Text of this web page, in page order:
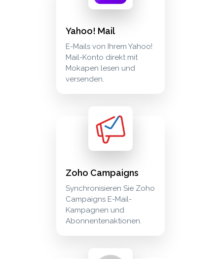
Yahoo! Mail
E-Mails von Ihrem Yahoo!
Mail-Konto direkt mit
Mokapen lesen und
versenden.
zoho campaigns synchronisieren sie zoho
Zoho Campaigns
Synchronisieren Sie Zoho
Campaigns E-Mail-
Kampagnen und
Abonnentenaktionen.